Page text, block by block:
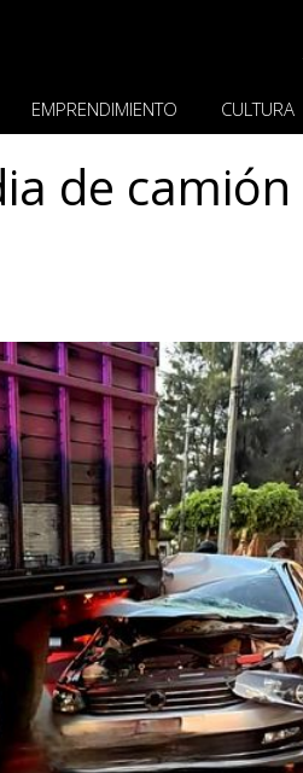
EMPRENDIMIENTO CULTURA
de camión